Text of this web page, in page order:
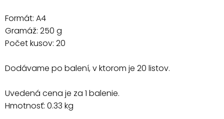
Formát: A4
Gramáž: 250 g
Počet kusov: 20
Dodávame po balení, v ktorom je 20 listov.
Uvedená cena je za 1 balenie.
Hmotnosť: 0.33 kg